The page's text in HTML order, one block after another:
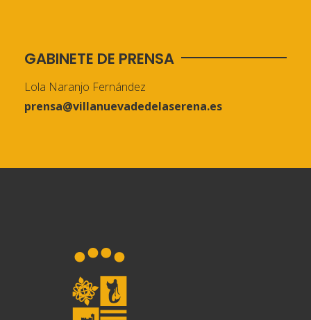
GABINETE DE PRENSA
Lola Naranjo Fernández
prensa@villanuevadedelaserena.es